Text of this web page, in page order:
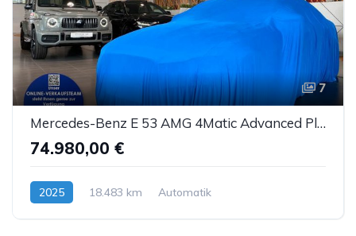
7
Mercedes-Benz E 53 AMG 4Matic Advanced Plus NightP DTR AHK 20"
74.980,00 €
2025 18.483 km
Automatik